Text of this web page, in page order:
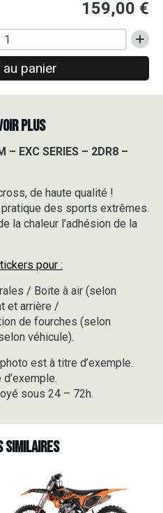
159,00 €
panier
PLUS
EXC SERIES – 2DR8 –
de haute qualité !
des sports extrêmes.
la chaleur l’adhésion de la
pour :
/ Boite à air (selon
et arrière /
de fourches (selon
véhicule).
est à titre d’exemple.
sous 24 – 72h.
similaires